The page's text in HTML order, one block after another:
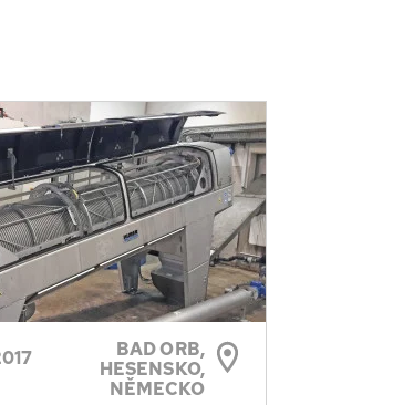
BAD ORB,
HESENSKO,
NĚMECKO